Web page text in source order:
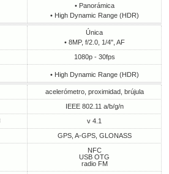
• Panorámica
• High Dynamic Range (HDR)
Única
• 8MP, f/2.0, 1/4", AF
1080p - 30fps
• High Dynamic Range (HDR)
acelerómetro, proximidad, brújula
IEEE 802.11 a/b/g/n
v 4.1
GPS, A-GPS, GLONASS
NFC
USB OTG
radio FM